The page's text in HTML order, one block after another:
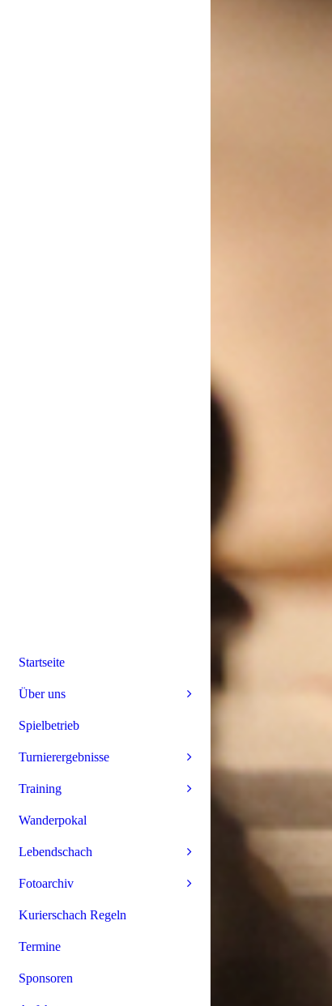
Startseite
Über uns
Spielbetrieb
Turnierergebnisse
Training
Wanderpokal
Lebendschach
Fotoarchiv
Kurierschach Regeln
Termine
Sponsoren